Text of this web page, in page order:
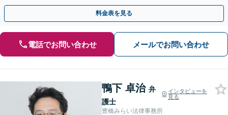
の方法を提案しています。お気軽にご相談ください。
料金表を見る
電話でお問い合わせ メールでお問い合わせ
鴨下 卓治 弁
護士
インタビューを
見る
豊橋みらい法律事務所